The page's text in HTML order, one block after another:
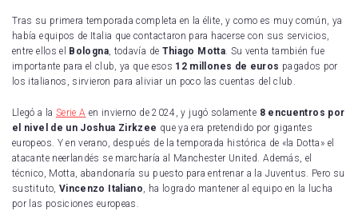
Tras su primera temporada completa en la élite, y como es muy común, ya
había equipos de Italia que contactaron para hacerse con sus servicios,
entre ellos el Bologna, todavía de Thiago Motta. Su venta también fue
importante para el club, ya que esos 12 millones de euros pagados por
los italianos, sirvieron para aliviar un poco las cuentas del club.
Llegó a la Serie A en invierno de 2024, y jugó solamente 8 encuentros por
el nivel de un Joshua Zirkzee que ya era pretendido por gigantes
europeos. Y en verano, después de la temporada histórica de «la Dotta» el
atacante neerlandés se marcharía al Manchester United. Además, el
técnico, Motta, abandonaría su puesto para entrenar a la Juventus. Pero su
sustituto, Vincenzo Italiano , ha logrado mantener al equipo en la lucha
por las posiciones europeas.